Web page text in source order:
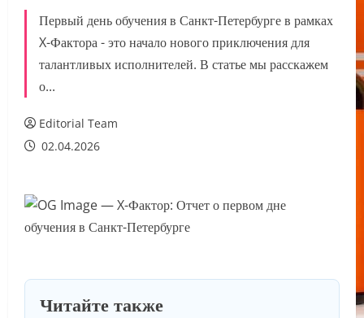
Первый день обучения в Санкт-Петербурге в рамках
X-Фактора - это начало нового приключения для
талантливых исполнителей. В статье мы расскажем
о...
Editorial Team
02.04.2026
Читайте также